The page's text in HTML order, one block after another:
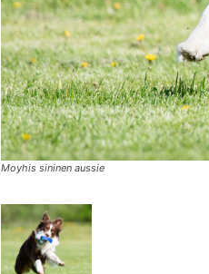
Moyhis sininen aussie